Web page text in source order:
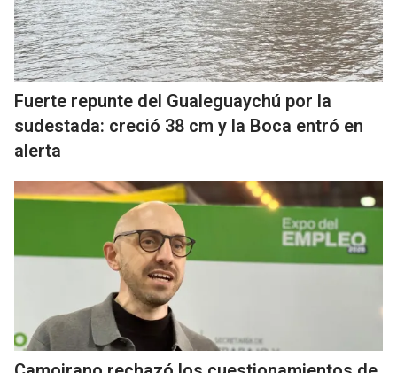
Fuerte repunte del Gualeguaychú por la
sudestada: creció 38 cm y la Boca entró en
alerta